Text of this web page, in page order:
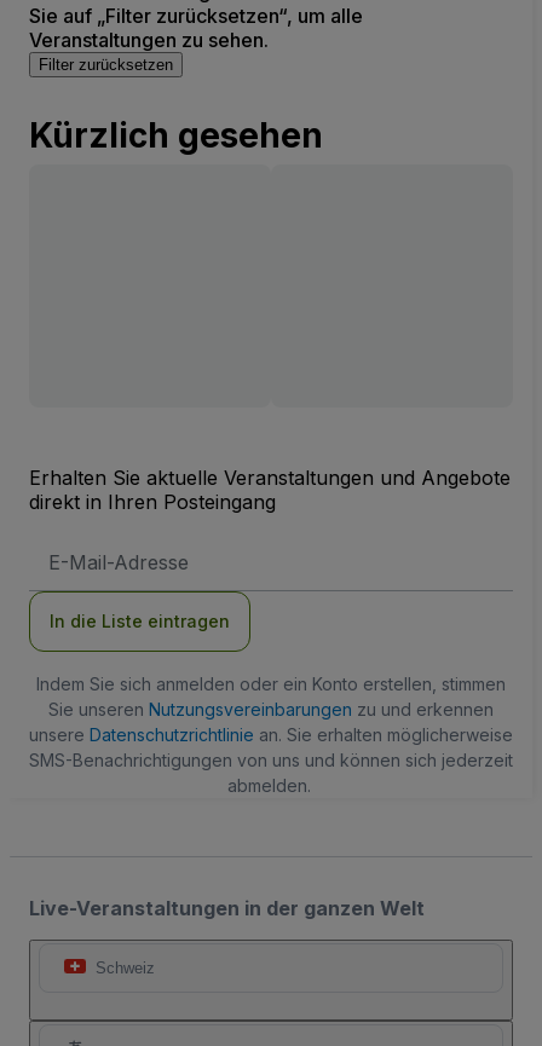
Sie auf „Filter zurücksetzen“, um alle
Veranstaltungen zu sehen.
Filter zurücksetzen
Kürzlich gesehen
Erhalten Sie aktuelle Veranstaltungen und Angebote
direkt in Ihren Posteingang
Mail-
In die Liste eintragen
Indem Sie sich anmelden oder ein Konto erstellen, stimmen
Sie unseren Nutzungsvereinbarungen zu und erkennen
unsere Datenschutzrichtlinie an. Sie erhalten möglicherweise
SMS-Benachrichtigungen von uns und können sich jederzeit
abmelden.
Live-Veranstaltungen in der ganzen Welt
Schweiz